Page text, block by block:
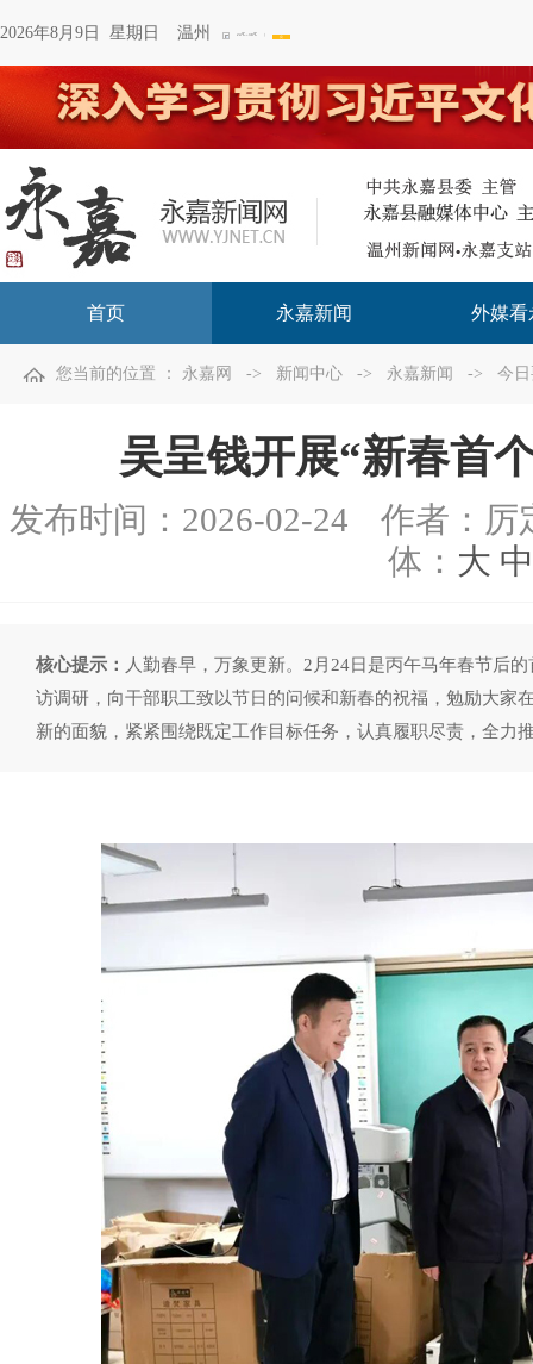
2026年8月9日 星期日 温州
首页 永嘉新闻 外媒看
您当前的位置 ： 永嘉网 -> 新闻中心 -> 永嘉新闻 -> 今
吴呈钱开展“新春首
发布时间： 2026-02-24
作者：厉
体： 大 中
核心提示： 人勤春早，万象更新。2月24日是丙午马年春节后
访调研，向干部职工致以节日的问候和新春的祝福，勉励大家
新的面貌，紧紧围绕既定工作目标任务，认真履职尽责，全力